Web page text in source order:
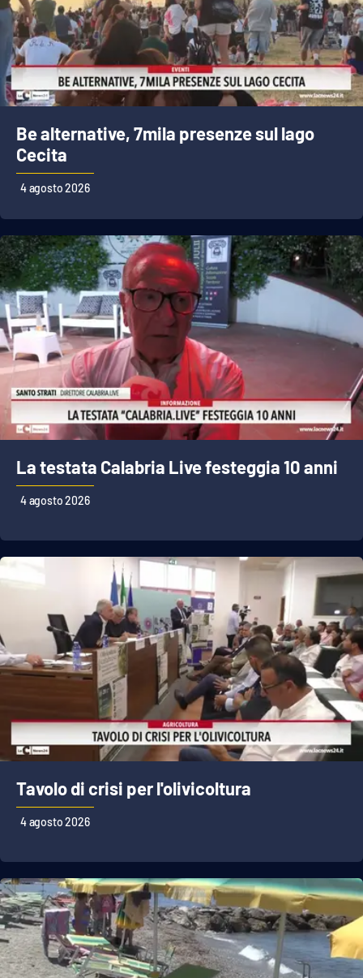
Be alternative, 7mila presenze sul lago
Cecita
4 agosto 2026
La testata Calabria Live festeggia 10 anni
4 agosto 2026
Tavolo di crisi per l'olivicoltura
4 agosto 2026